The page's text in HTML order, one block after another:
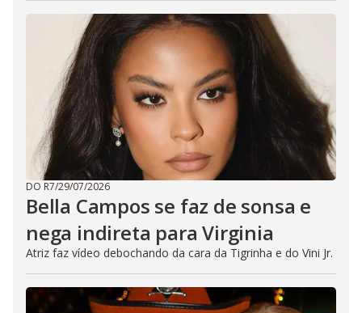
DO R7/29/07/2026
Bella Campos se faz de sonsa e
nega indireta para Virginia
Atriz faz vídeo debochando da cara da Tigrinha e do Vini Jr.